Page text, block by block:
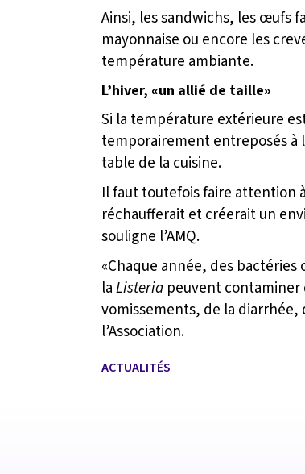
Ainsi, les sandwichs, les œufs
mayonnaise ou encore les
température ambiante.
L’hiver, «un allié de taille»
Si la température extérieure
temporairement entreposés à
table de la cuisine.
Il faut toutefois faire attention
réchaufferait et créerait un
souligne l’AMQ.
«Chaque année, des bactéries
laListeria peuvent contaminer
vomissements, de la
l’Association.
ACTUALITÉS